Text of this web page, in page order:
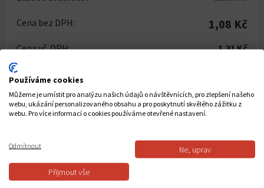
Cena bez DPH: 1,08 Kč
Cena vč. DPH: 1,31 Kč
Počet kusů
- +
Celkem za1ks
1,31 Kč
Používáme cookies
Můžeme je umístit pro analýzu našich údajů o návštěvnících, pro zlepšení našeho
webu, ukázání personalizovaného obsahu a pro poskytnutí skvělého zážitku z
webu. Pro více informací o cookies používáme otevřené nastavení.
Odmítnout Ne, uprav
Přijmout vše